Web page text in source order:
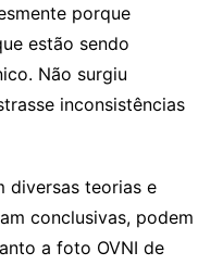
porque
estão sendo
Não surgiu
inconsistências
diversas teorias e
conclusivas, podem
a foto OVNI de